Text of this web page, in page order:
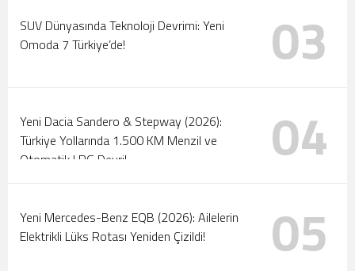
SUV Dünyasında Teknoloji Devrimi: Yeni
Omoda 7 Türkiye’de!
03
Yeni Dacia Sandero & Stepway (2026):
Türkiye Yollarında 1.500 KM Menzil ve
Otomatik LPG Devri!
04
Yeni Mercedes-Benz EQB (2026): Ailelerin
Elektrikli Lüks Rotası Yeniden Çizildi!
05